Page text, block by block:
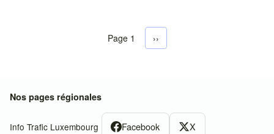
Pagination
Page 1 Next page
››
Nos pages régionales
Info Trafic Luxembourg Facebook X